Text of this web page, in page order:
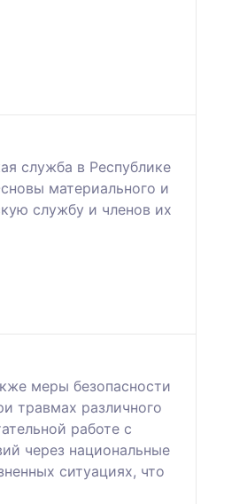
служба в Республике
материального и
службу и членов их
меры безопасности
травмах различного
работе с
через национальные
ситуациях, что